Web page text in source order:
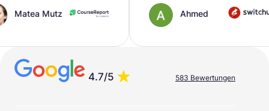
Ahmed
4.7/5 583 Bewertungen